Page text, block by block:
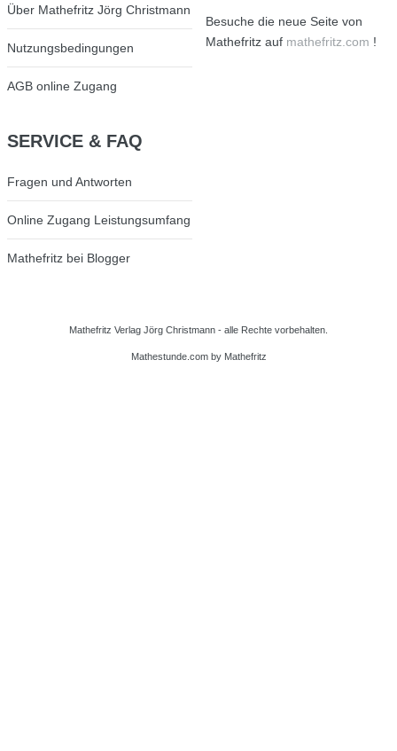
Über Mathefritz Jörg Christmann
Nutzungsbedingungen
AGB online Zugang
SERVICE& FAQ
Fragen und Antworten
Online Zugang Leistungsumfang
Mathefritz bei Blogger
Besuche die neue Seite von
Mathefritz auf mathefritz.com !
Mathefritz Verlag Jörg Christmann - alle Rechte vorbehalten.
Mathestunde.comby Mathefritz